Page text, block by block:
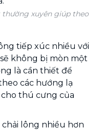
xuyên giúp theo
tiếp xúc nhiều với
không bị mòn một
là cần thiết để
các hướng lạ
cho thú cưng của
chải lông nhiều hơn